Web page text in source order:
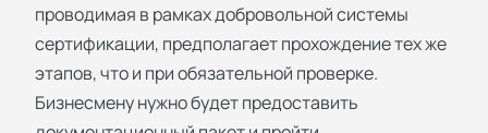
проводимая в рамках добровольной системы
сертификации, предполагает прохождение тех же
этапов, что и при обязательной проверке.
Бизнесмену нужно будет предоставить